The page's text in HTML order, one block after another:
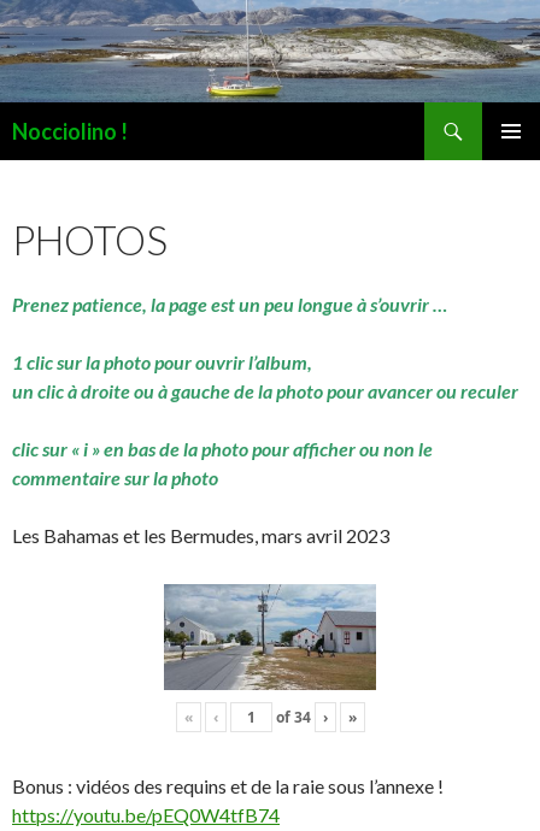
Nocciolino !
PHOTOS
Prenez patience, la page est un peu longue à s’ouvrir …
1 clic sur la photo pour ouvrir l’album,
un clic à droite ou à gauche de la photo pour avancer ou reculer
clic sur « i » en bas de la photo pour afficher ou non le
commentaire sur la photo
Les Bahamas et les Bermudes, mars avril 2023
« ‹ of34 › »
Bonus : vidéos des requins et de la raie sous l’annexe !
https://youtu.be/pEQ0W4tfB74